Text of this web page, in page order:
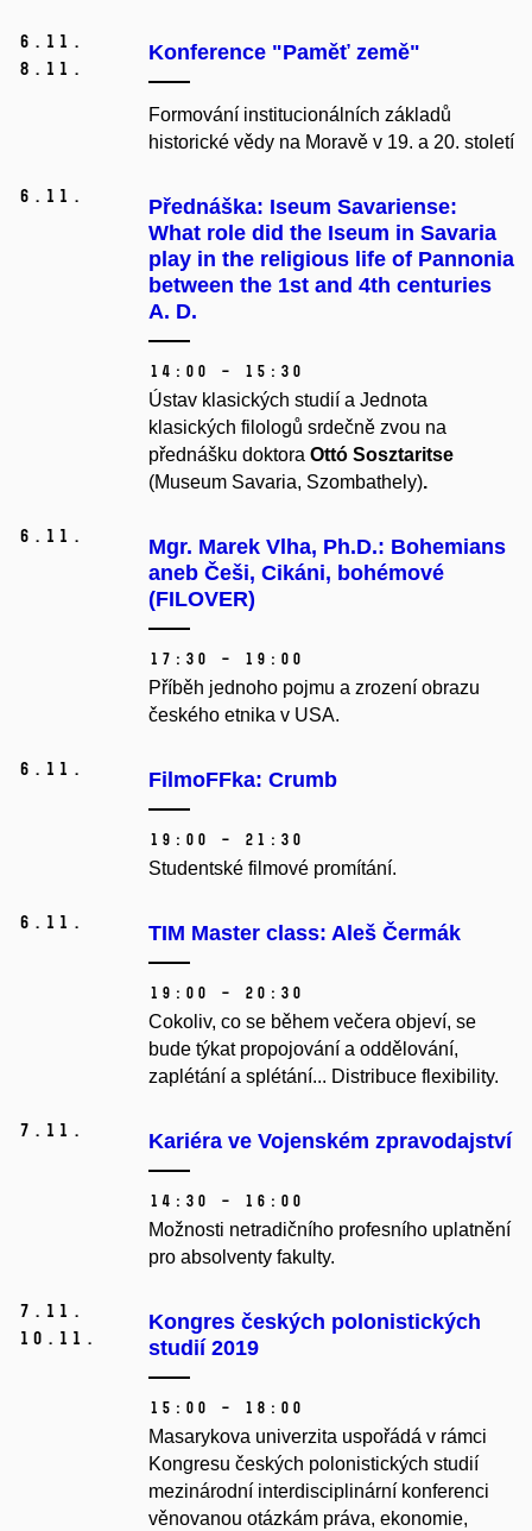
6. 11.
8. 11.
Konference "Paměť země"
Formování institucionálních základů
historické vědy na Moravě v 19. a 20. století
6. 11.
Přednáška: Iseum Savariense:
What role did the Iseum in Savaria
play in the religious life of Pannonia
between the 1st and 4th centuries
A. D.
14:00 – 15:30
Ústav klasických studií a Jednota
klasických filologů srdečně zvou na
přednášku doktora Ottó Sosztaritse
(Museum Savaria, Szombathely).
6. 11.
Mgr. Marek Vlha, Ph.D.: Bohemians
aneb Češi, Cikáni, bohémové
(FILOVER)
17:30 – 19:00
Příběh jednoho pojmu a zrození obrazu
českého etnika v USA.
6. 11. FilmoFFka: Crumb
19:00 – 21:30
Studentské filmové promítání.
6. 11. TIM Master class: Aleš Čermák
19:00 – 20:30
Cokoliv, co se během večera objeví, se
bude týkat propojování a oddělování,
zaplétání a splétání... Distribuce flexibility.
7. 11. Kariéra ve Vojenském zpravodajství
14:30 – 16:00
Možnosti netradičního profesního uplatnění
pro absolventy fakulty.
7. 11.
10. 11.
Kongres českých polonistických
studií 2019
15:00 – 18:00
Masarykova univerzita uspořádá v rámci
Kongresu českých polonistických studií
mezinárodní interdisciplinární konferenci
věnovanou otázkám práva, ekonomie,